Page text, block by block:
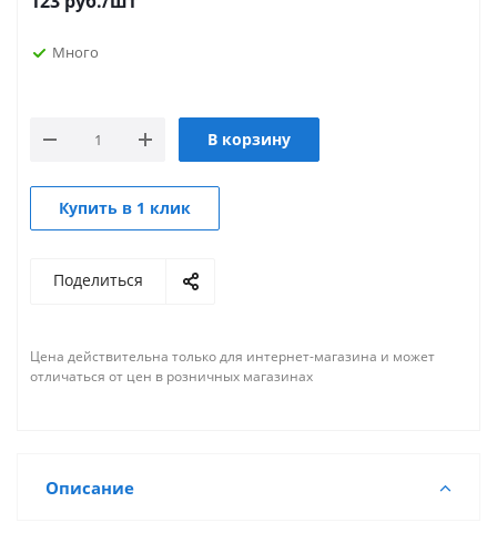
Много
В корзину
Купить в 1 клик
Поделиться
Цена действительна только для интернет-магазина и может
отличаться от цен в розничных магазинах
Описание